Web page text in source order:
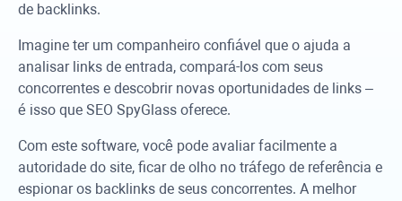
de backlinks.
Imagine ter um companheiro confiável que o ajuda a
analisar links de entrada, compará-los com seus
concorrentes e descobrir novas oportunidades de links –
é isso que SEO SpyGlass oferece.
Com este software, você pode avaliar facilmente a
autoridade do site, ficar de olho no tráfego de referência e
espionar os backlinks de seus concorrentes. A melhor